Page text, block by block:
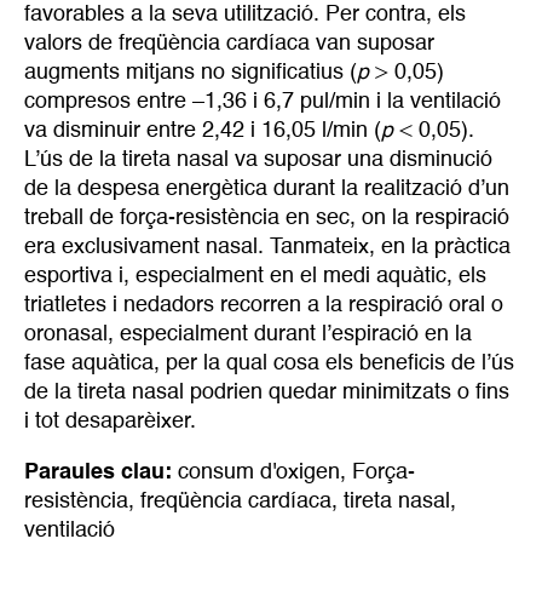
favorables a la seva utilització. Per contra, els
valors de freqüència cardíaca van suposar
augments mitjans no significatius (p> 0,05)
compresos entre –1,36 i 6,7 pul/min i la ventilació
va disminuir entre 2,42 i 16,05 l/min (p < 0,05).
L’ús de la tireta nasal va suposar una disminució
de la despesa energètica durant la realització d’un
treball de força-resistència en sec, on la respiració
era exclusivament nasal. Tanmateix, en la pràctica
esportiva i, especialment en el medi aquàtic, els
triatletes i nedadors recorren a la respiració oral o
oronasal, especialment durant l’espiració en la
fase aquàtica, per la qual cosa els beneficis de l’ús
de la tireta nasal podrien quedar minimitzats o fins
i tot desaparèixer.
Paraules clau: consum d'oxigen, Força-
resistència, freqüència cardíaca, tireta nasal ,
ventilació